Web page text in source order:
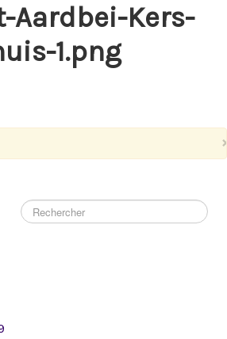
Aardbei-Kers-
1.png